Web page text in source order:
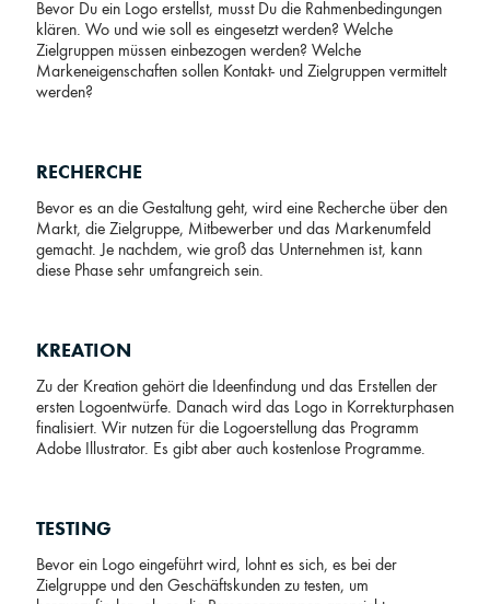
Bevor Du ein Logo erstellst, musst Du die Rahmenbedingungen
klären. Wo und wie soll es eingesetzt werden? Welche
Zielgruppen müssen einbezogen werden? Welche
Markeneigenschaften sollen Kontakt- und Zielgruppen vermittelt
werden?
RECHERCHE
Bevor es an die Gestaltung geht, wird eine Recherche über den
Markt, die Zielgruppe, Mitbewerber und das Markenumfeld
gemacht. Je nachdem, wie groß das Unternehmen ist, kann
diese Phase sehr umfangreich sein.
KREATION
Zu der Kreation gehört die Ideenfindung und das Erstellen der
ersten Logoentwürfe. Danach wird das Logo in Korrekturphasen
finalisiert. Wir nutzen für die Logoerstellung das Programm
Adobe Illustrator. Es gibt aber auch kostenlose Programme.
TESTING
Bevor ein Logo eingeführt wird, lohnt es sich, es bei der
Zielgruppe und den Geschäftskunden zu testen, um